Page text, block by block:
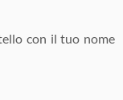
con il tuo nome